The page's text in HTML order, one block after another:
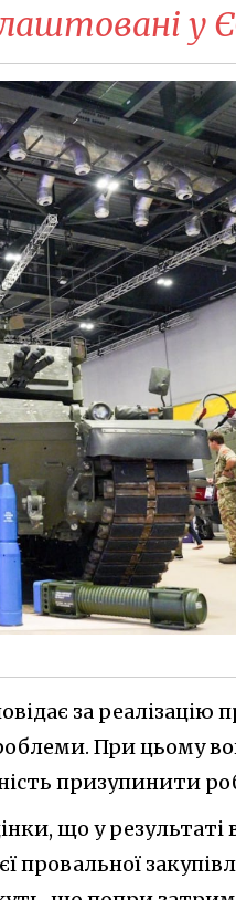
у
за реалізацію
При цьому
призупинити
що у